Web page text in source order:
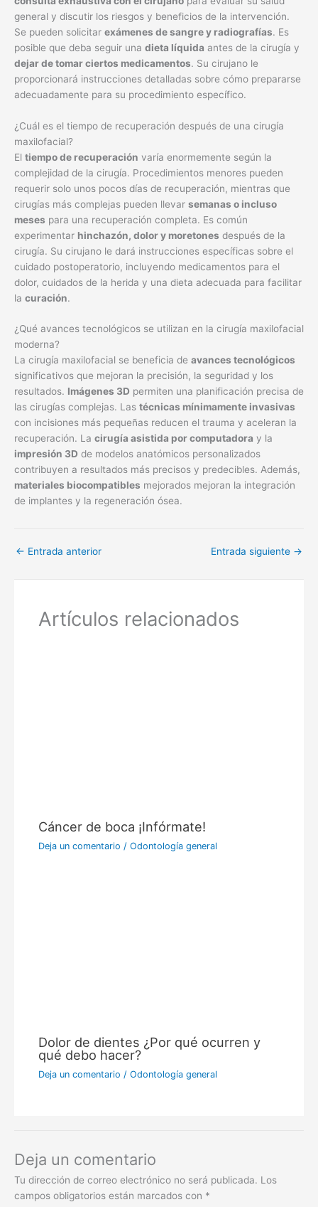
general y discutir los riesgos y beneficios de la intervención.
Se pueden solicitar exámenes de sangre y radiografías. Es
posible que deba seguir una dieta líquida antes de la cirugía y
dejar de tomar ciertos medicamentos. Su cirujano le
proporcionará instrucciones detalladas sobre cómo prepararse
adecuadamente para su procedimiento específico.
¿Cuál es el tiempo de recuperación después de una cirugía
maxilofacial?
El tiempo de recuperación varía enormemente según la
complejidad de la cirugía. Procedimientos menores pueden
requerir solo unos pocos días de recuperación, mientras que
cirugías más complejas pueden llevar semanas o incluso
meses para una recuperación completa. Es común
experimentar hinchazón, dolor y moretones después de la
cirugía. Su cirujano le dará instrucciones específicas sobre el
cuidado postoperatorio, incluyendo medicamentos para el
dolor, cuidados de la herida y una dieta adecuada para facilitar
la curación.
¿Qué avances tecnológicos se utilizan en la cirugía maxilofacial
moderna?
La cirugía maxilofacial se beneficia de avances tecnológicos
significativos que mejoran la precisión, la seguridad y los
resultados. Imágenes 3D permiten una planificación precisa de
las cirugías complejas. Las técnicas mínimamente invasivas
con incisiones más pequeñas reducen el trauma y aceleran la
recuperación. La cirugía asistida por computadora y la
impresión 3D de modelos anatómicos personalizados
contribuyen a resultados más precisos y predecibles. Además,
materiales biocompatibles mejorados mejoran la integración
de implantes y la regeneración ósea.
← Entrada anterior Entrada siguiente →
Artículos relacionados
Cáncer de boca ¡Infórmate!
Deja un comentario /Odontología general
Dolor de dientes ¿Por qué ocurren y
qué debo hacer?
Deja un comentario /Odontología general
Deja un comentario
Tu dirección de correo electrónico no será publicada. Los
campos obligatorios están marcados con *